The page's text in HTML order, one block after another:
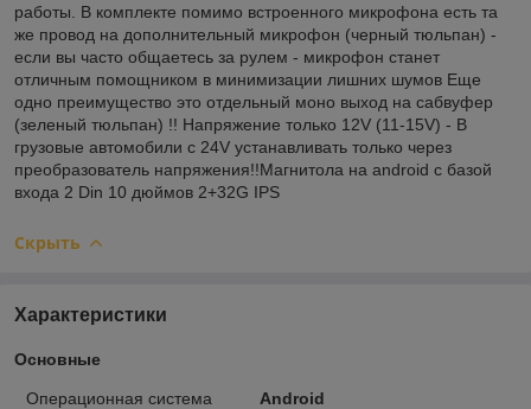
работы. В комплекте помимо встроенного микрофона есть та
же провод на дополнительный микрофон (черный тюльпан) -
если вы часто общаетесь за рулем - микрофон станет
отличным помощником в минимизации лишних шумов Еще
одно преимущество это отдельный моно выход на сабвуфер
(зеленый тюльпан) !! Напряжение только 12V (11-15V) - В
грузовые автомобили с 24V устанавливать только через
преобразователь напряжения!!Магнитола на android с базой
входа 2 Din 10 дюймов 2+32G IPS
Скрыть
Характеристики
Основные
Операционная система
Android